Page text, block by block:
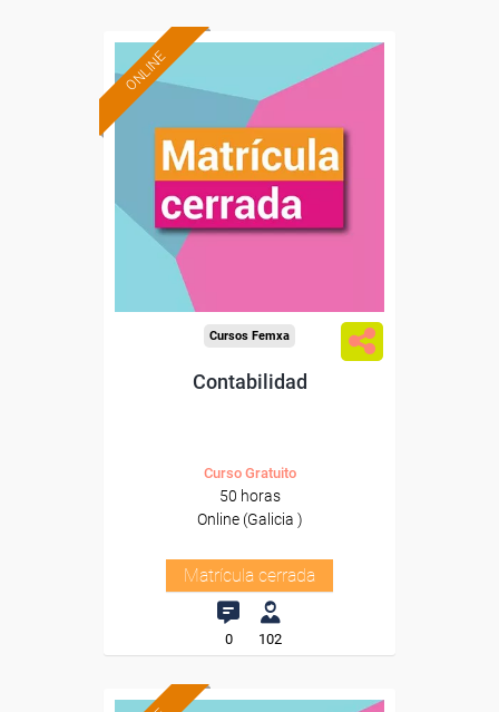
ONLINE
Cursos Femxa
Contabilidad
Curso Gratuito
50 horas
Online (Galicia )
Matrícula cerrada
0 102